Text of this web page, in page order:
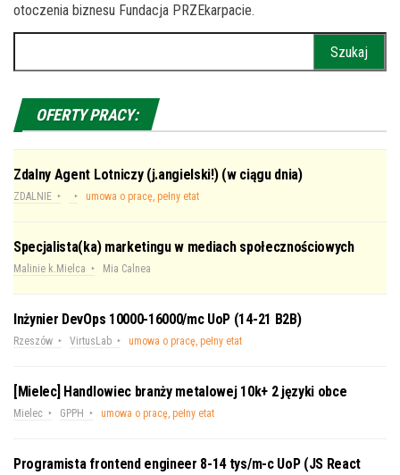
otoczenia biznesu Fundacja PRZEkarpacie.
OFERTY PRACY:
Zdalny Agent Lotniczy (j.angielski!) (w ciągu dnia)
ZDALNIE umowa o pracę, pełny etat
Specjalista(ka) marketingu w mediach społecznościowych
Malinie k.Mielca Mia Calnea
Inżynier DevOps 10000-16000/mc UoP (14-21 B2B)
Rzeszów VirtusLab umowa o pracę, pełny etat
[Mielec] Handlowiec branży metalowej 10k+ 2 języki obce
Mielec GPPH umowa o pracę, pełny etat
Programista frontend engineer 8-14 tys/m-c UoP (JS React